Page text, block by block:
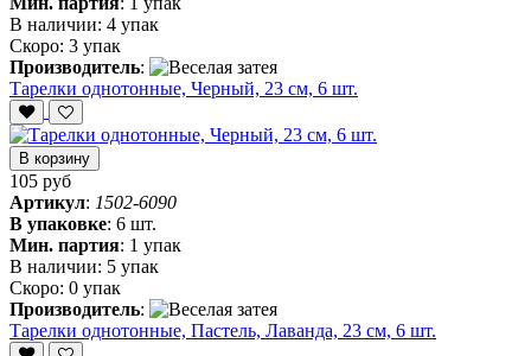
В наличии: 4 упак
Скоро: 3 упак
Производитель:
Тарелки однотонные, Черный, 23 см, 6 шт.
В корзину
105 руб
Артикул: 1502-6090
В упаковке: 6 шт.
Мин. партия: 1 упак
В наличии: 5 упак
Скоро: 0 упак
Производитель:
Тарелки однотонные, Пастель, Лаванда, 23 см, 6 шт.